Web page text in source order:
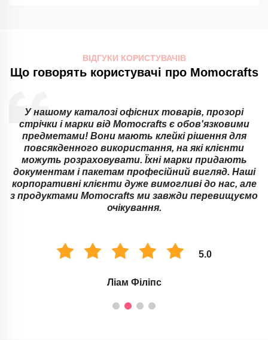
ВІДГУКИ КОРИСТУВАЧІВ
Що говорять користувачі про Momocrafts
У нашому каталозі офісних товарів, прозорі
стрічки і марки від Momocrafts є обов'язковими
предметами! Вони мають клейкі рішення для
повсякденного використання, на які клієнти
можуть розраховувати. Їхні марки придають
документам і пакетам професійний вигляд. Наші
корпоративні клієнти дуже вимогливі до нас, але
з продуктами Momocrafts ми завжди перевищуємо
очікування.
5.0
Ліам Філіпс